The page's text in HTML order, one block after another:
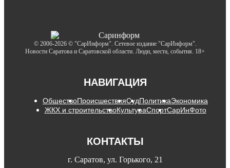
© 2006-2026 © "СарИнформ". Сетевое издание "СарИнформ".
Новости Саратова и Саратовской области. Люди, места, события. 18+
НАВИГАЦИЯ
ОбществоПроисшествияСудПолитикаЭкономика
ЖКХ и строительствоКультураСпортСарИнФото
КОНТАКТЫ
г. Саратов, ул. Горького, 21